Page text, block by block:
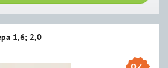
1,6; 2,0